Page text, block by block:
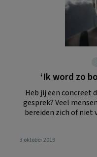
‘Ik word zo
Heb jij een concreet
gesprek? Veel
bereiden zich of niet
3 oktober 2019